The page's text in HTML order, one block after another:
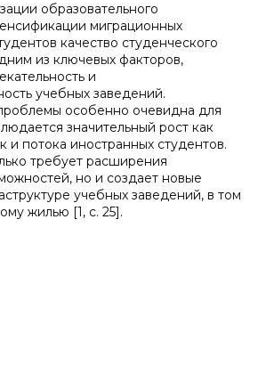
образовательного
миграционных
качество студенческого
из ключевых факторов,
и
учебных заведений.
особенно очевидна для
значительный рост как
и потока иностранных студентов.
требует расширения
но и создает новые
учебных заведений, в том
жилью [1, с. 25].